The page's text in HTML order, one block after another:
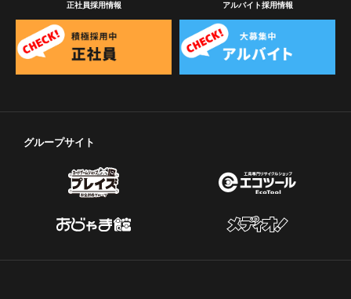
正社員採用情報 アルバイト採用情報
グループサイト